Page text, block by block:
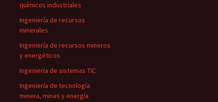
químicos industriales
Ingeniería de recursos
minerales
Ingeniería de recursos mineros
y energéticos
Ingeniería de sistemas TIC
Ingeniería de tecnología
minera, minas y energía